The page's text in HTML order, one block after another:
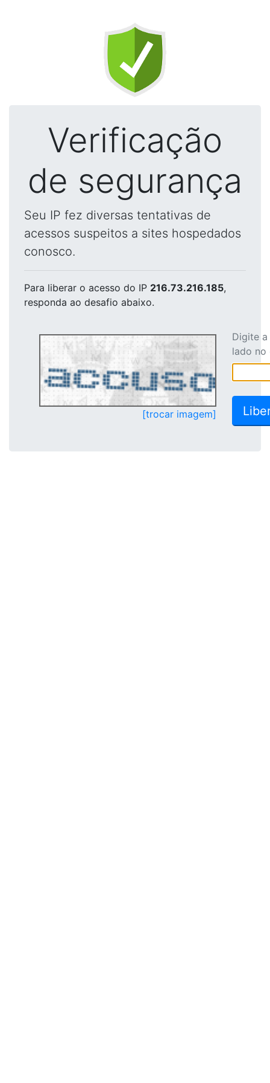
Verificação
de segurança
Seu IP fez diversas tentativas de
acessos suspeitos a sites hospedados
conosco.
Para liberar o acesso do IP 216.73.216.185,
responda ao desafio abaixo.
[trocar imagem]
Digite
lado no